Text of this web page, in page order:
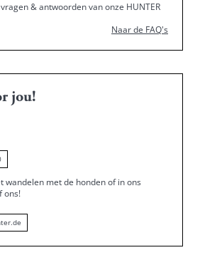
& antwoorden van onze HUNTER
Naar de FAQ's
jou!
wandelen met de honden of in ons
ons!